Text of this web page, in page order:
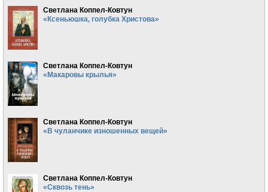
Светлана Коппел-Ковтун
«Ксеньюшка, голубка Христова»
Светлана Коппел-Ковтун
«Макаровы крылья»
Светлана Коппел-Ковтун
«В чуланчике изношенных вещей»
Светлана Коппел-Ковтун
«Сквозь тень»